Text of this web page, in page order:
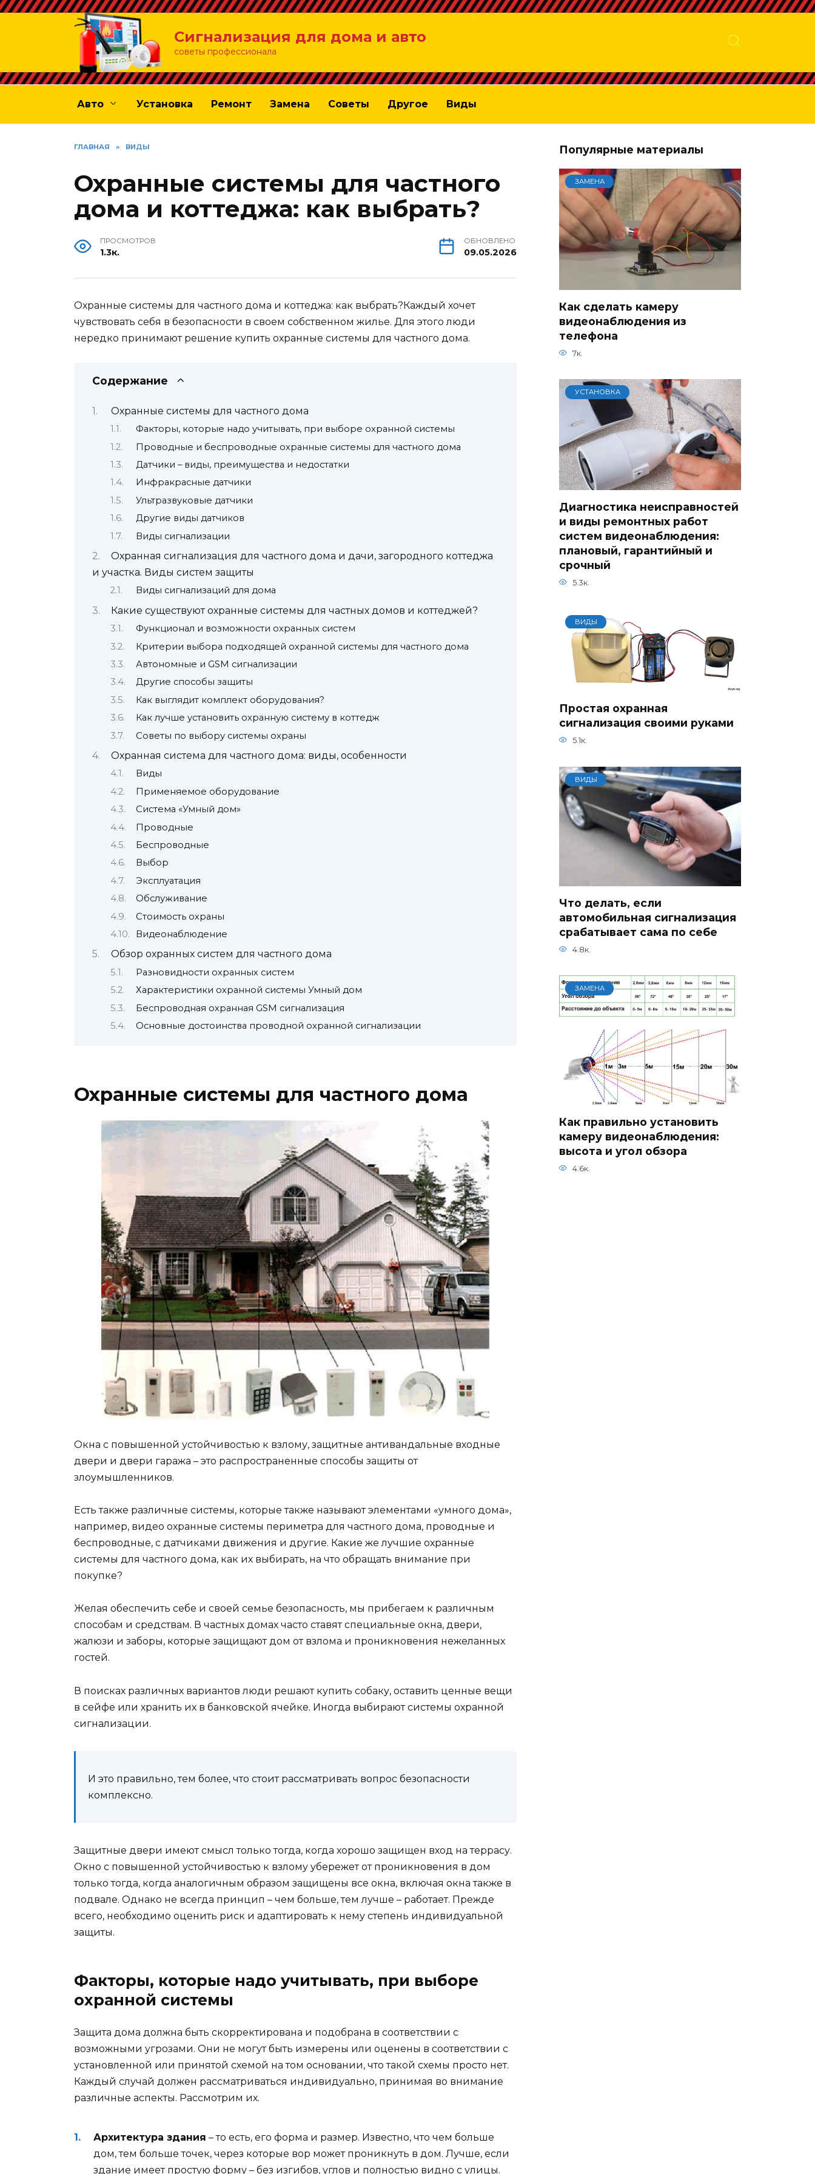
Перейти
Сигнализация для дома и авто
советы профессионала
Авто Установка Ремонт Замена Советы Другое Виды
ГЛАВНАЯ » ВИДЫ
Охранные системы для частного
дома и коттеджа: как выбрать?
ПРОСМОТРОВ
1.3к.
ОБНОВЛЕНО
09.05.2026
Охранные системы для частного дома и коттеджа: как выбрать?Каждый хочет
чувствовать себя в безопасности в своем собственном жилье. Для этого люди
нередко принимают решение купить охранные системы для частного дома.
Содержание
Охранные системы для частного дома
Факторы, которые надо учитывать, при выборе охранной системы
Проводные и беспроводные охранные системы для частного дома
Датчики – виды, преимущества и недостатки
Инфракрасные датчики
Ультразвуковые датчики
Другие виды датчиков
Виды сигнализации
Охранная сигнализация для частного дома и дачи, загородного коттеджа
и участка. Виды систем защиты
Виды сигнализаций для дома
Какие существуют охранные системы для частных домов и коттеджей?
Функционал и возможности охранных систем
Критерии выбора подходящей охранной системы для частного дома
Автономные и GSM сигнализации
Другие способы защиты
Как выглядит комплект оборудования?
Как лучше установить охранную систему в коттедж
Советы по выбору системы охраны
Охранная система для частного дома: виды, особенности
Виды
Применяемое оборудование
Система «Умный дом»
Проводные
Беспроводные
Выбор
Эксплуатация
Обслуживание
Стоимость охраны
Видеонаблюдение
Обзор охранных систем для частного дома
Разновидности охранных систем
Характеристики охранной системы Умный дом
Беспроводная охранная GSM сигнализация
Основные достоинства проводной охранной сигнализации
Охранные системы для частного дома
Окна с повышенной устойчивостью к взлому, защитные антивандальные входные
двери и двери гаража – это распространенные способы защиты от
злоумышленников.
Есть также различные системы, которые также называют элементами «умного дома»,
например, видео охранные системы периметра для частного дома, проводные и
беспроводные, с датчиками движения и другие. Какие же лучшие охранные
системы для частного дома, как их выбирать, на что обращать внимание при
покупке?
Желая обеспечить себе и своей семье безопасность, мы прибегаем к различным
способам и средствам. В частных домах часто ставят специальные окна, двери,
жалюзи и заборы, которые защищают дом от взлома и проникновения нежеланных
гостей.
В поисках различных вариантов люди решают купить собаку, оставить ценные вещи
в сейфе или хранить их в банковской ячейке. Иногда выбирают системы охранной
сигнализации.
И это правильно, тем более, что стоит рассматривать вопрос безопасности
комплексно.
Защитные двери имеют смысл только тогда, когда хорошо защищен вход на террасу.
Окно с повышенной устойчивостью к взлому убережет от проникновения в дом
только тогда, когда аналогичным образом защищены все окна, включая окна также в
подвале. Однако не всегда принцип – чем больше, тем лучше – работает. Прежде
всего, необходимо оценить риск и адаптировать к нему степень индивидуальной
защиты.
Факторы, которые надо учитывать, при выборе
охранной системы
Защита дома должна быть скорректирована и подобрана в соответствии с
возможными угрозами. Они не могут быть измерены или оценены в соответствии с
установленной или принятой схемой на том основании, что такой схемы просто нет.
Каждый случай должен рассматриваться индивидуально, принимая во внимание
различные аспекты. Рассмотрим их.
Архитектура здания – то есть, его форма и размер. Известно, что чем больше
дом, тем больше точек, через которые вор может проникнуть в дом. Лучше, если
здание имеет простую форму – без изгибов, углов и полностью видно с улицы.
Популярные материалы
ЗАМЕНА
Как сделать камеру
видеонаблюдения из
телефона
7к.
УСТАНОВКА
Диагностика неисправностей
и виды ремонтных работ
систем видеонаблюдения:
плановый, гарантийный и
срочный
5.3к.
ВИДЫ
Простая охранная
сигнализация своими руками
5.1к.
ВИДЫ
Что делать, если
автомобильная сигнализация
срабатывает сама по себе
4.8к.
ЗАМЕНА
Как правильно установить
камеру видеонаблюдения:
высота и угол обзора
4.6к.